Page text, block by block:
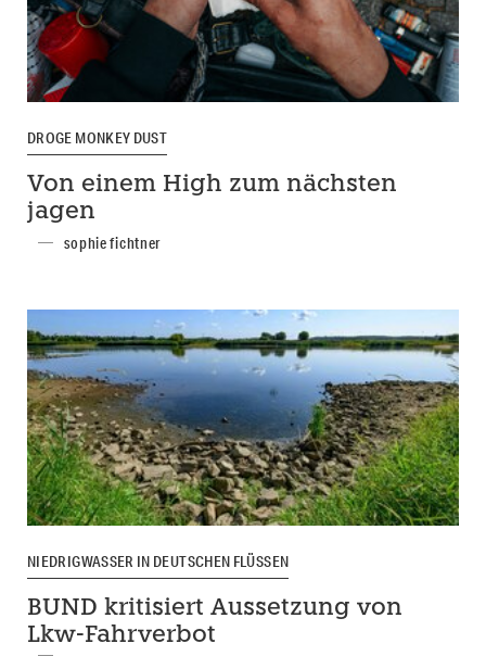
DROGE MONKEY DUST
Von einem High zum nächsten
jagen
sophie fichtner
NIEDRIGWASSER IN DEUTSCHEN FLÜSSEN
BUND kritisiert Aussetzung von
Lkw-Fahrverbot